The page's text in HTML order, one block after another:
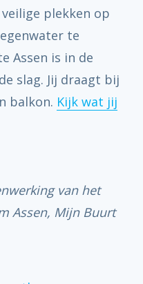
plekken op
te
Assen is in de
slag. Jij draagt bij
balkon. Kijk wat jij
van het
Assen, Mijn Buurt